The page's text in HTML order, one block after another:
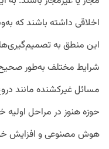
اخلاقی داشته باشند که
این منطق به
شرایط مختلف به‌طور
مسائل غیرکشنده مانند
حوزه هنوز در مراحل
هوش مصنوعی و افزایش